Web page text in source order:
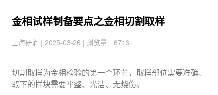
金相试样制备要点之金相切割取样
上海研润 | 2025-03-26 | 浏览量：6713
切割取样为金相检验的第一个环节，取样部位需要准确、
取下的样块需要平整、光洁、无烧伤。